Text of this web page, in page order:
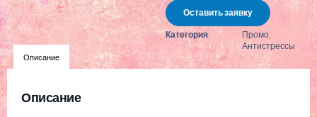
Оставить заявку
Категория Промо
Антистрессы
Описание
Описание